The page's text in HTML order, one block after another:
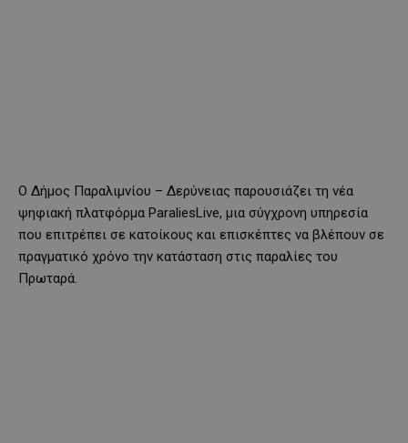
Ο Δήμος Παραλιμνίου – Δερύνειας παρουσιάζει τη νέα
ψηφιακή πλατφόρμα ParaliesLive, μια σύγχρονη υπηρεσία
που επιτρέπει σε κατοίκους και επισκέπτες να βλέπουν σε
πραγματικό χρόνο την κατάσταση στις παραλίες του
Πρωταρά.